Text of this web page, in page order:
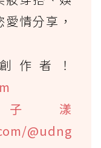
情分享，
作者！
漾
@udng